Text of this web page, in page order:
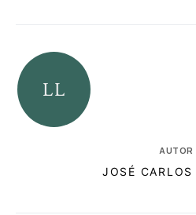
AUTOR
JOSÉ CARLOS